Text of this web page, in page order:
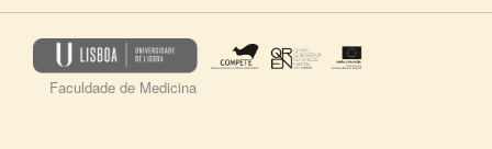
Faculdade de Medicina